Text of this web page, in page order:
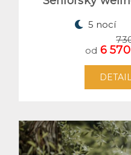
5 nocí
od 6